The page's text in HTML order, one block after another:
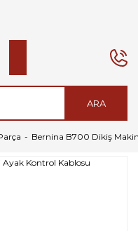
ARA
Bernina B700 Dikiş